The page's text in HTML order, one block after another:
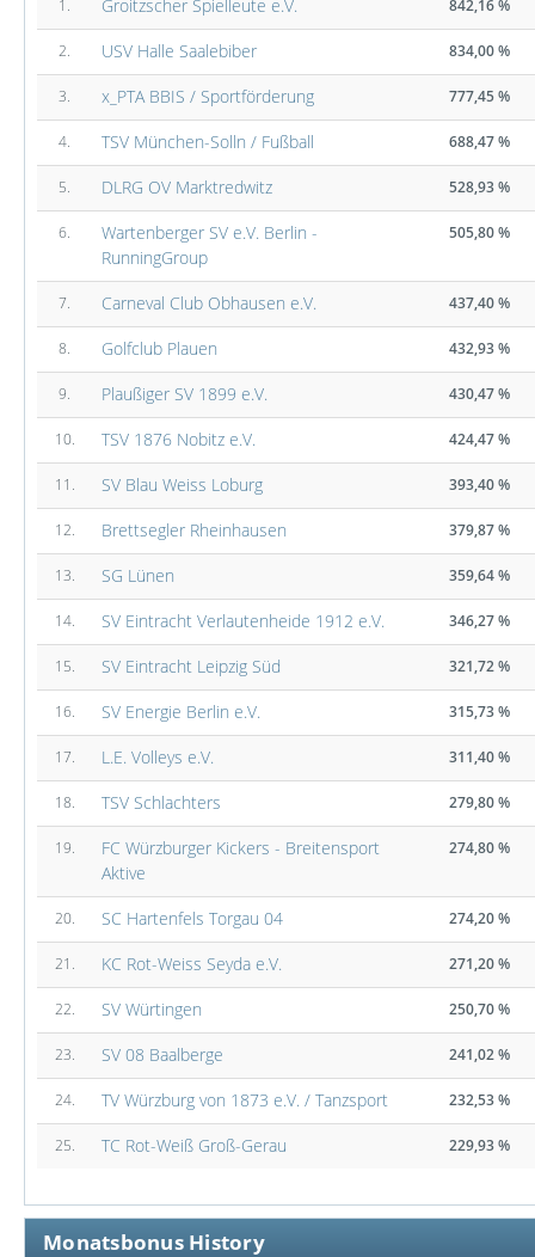
1. Groitzscher Spielleute e.V. 842,16 %
2. USV Halle Saalebiber 834,00 %
3. x_PTA BBIS / Sportförderung 777,45 %
4. TSV München-Solln / Fußball 688,47 %
5. DLRG OV Marktredwitz 528,93 %
6.
Wartenberger SV e.V. Berlin -
RunningGroup
505,80 %
7. Carneval Club Obhausen e.V. 437,40 %
8. Golfclub Plauen 432,93 %
9. Plaußiger SV 1899 e.V. 430,47 %
10. TSV 1876 Nobitz e.V. 424,47 %
11. SV Blau Weiss Loburg 393,40 %
12. Brettsegler Rheinhausen 379,87 %
13. SG Lünen 359,64 %
14. SV Eintracht Verlautenheide 1912 e.V. 346,27 %
15. SV Eintracht Leipzig Süd 321,72 %
16. SV Energie Berlin e.V. 315,73 %
17. L.E. Volleys e.V. 311,40 %
18. TSV Schlachters 279,80 %
19.
FC Würzburger Kickers - Breitensport
Aktive
274,80 %
20. SC Hartenfels Torgau 04 274,20 %
21. KC Rot-Weiss Seyda e.V. 271,20 %
22. SV Würtingen 250,70 %
23. SV 08 Baalberge 241,02 %
24. TV Würzburg von 1873 e.V. / Tanzsport 232,53 %
25. TC Rot-Weiß Groß-Gerau 229,93 %
Monatsbonus History